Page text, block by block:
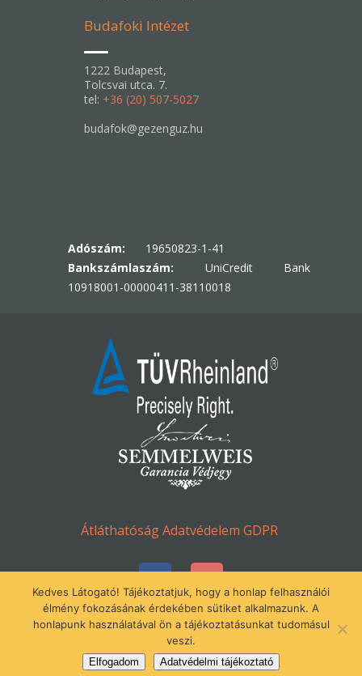
Budafoki Intézet
1222 Budapest,
Tolcsvai utca. 7.
tel: +36 (20) 507-5027
budafok@gezenguz.hu
Adószám: 19650823-1-41
Bankszámlaszám: UniCredit Bank
10918001-00000411-38110018
ÁtláthatóságAdatvédelem GDPR
© Minden jog fenntartva 2016-2023.
Gézengúz Alapítvány
Kedves Látogató! Tájékoztatjuk, hogy a honlap felhasználói
élmény fokozásának érdekében sütiket alkalmazunk. A
honlapunk használatával ön a tájékoztatásunkat tudomásul
veszi.
Elfogadom Adatvédelmi tájékoztató